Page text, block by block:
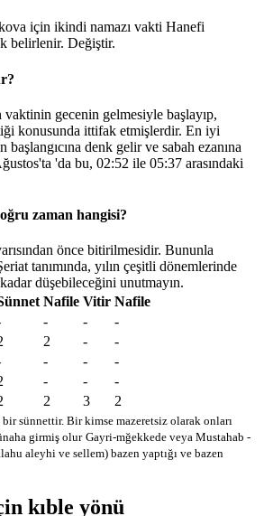
için ikindi namazı vakti Hanefi
belirlenir. Değiştir.
vaktinin gecenin gelmesiyle başlayıp,
konusunda ittifak etmişlerdir. En iyi
denk gelir ve sabah ezanına
'da bu, 02:52 ile 05:37 arasındaki
zaman hangisi?
önce bitirilmesidir. Bununla
tanımında, yılın çeşitli dönemlerinde
düşebileceğini unutmayın.
Nafile Vitir Nafile
- -
-
2 -
-
- -
-
- -
-
2 3 2
sünnettir. Bir kimse mazeretsiz olarak onları
girmiş olur Gayri-mğekkede veya Mustahab -
aleyhi ve sellem) bazen yaptığı ve bazen
kıble yönü